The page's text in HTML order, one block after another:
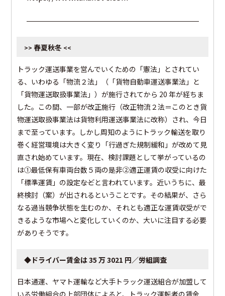
>>春夏秋冬 <<
トラック運送事業を営んでいくための「憲法」とされてい
る、いわゆる「物流２法」（「貨物自動車運送事業法」と
「貨物運送取扱事業法」）が施行されてから 20 年が経ちま
した。この間、一部が改正施行（改正物流２法＝このとき貨
物運送取扱事業法は貨物利用運送事業法に改称）され、今日
まで至っています。しかし周知のようにトラック輸送を取り
巻く経営環境は大きく変り「行過ぎた規制緩和」が改めて見
直され始めています。現在、検討課題として挙がっているの
は①最低保有車両台数５両の是非②適正運賃の収受に向けた
「標準運賃」の設定――などと言われています。近いうちに、最
終検討（案）が出されるということです。その結果が、さら
なる過当競争状態を生むのか、それとも適正な運賃収受がで
きるような市場へと変化していくのか、大いに注目する必要
がありそうです。
◆ドライバー賃金は 35 万 3021 円／労組調査
日本通運、ヤマト運輸など大手トラック運送組合が加盟して
いる労働組合の上部団体によると、トラック運転者の賃金